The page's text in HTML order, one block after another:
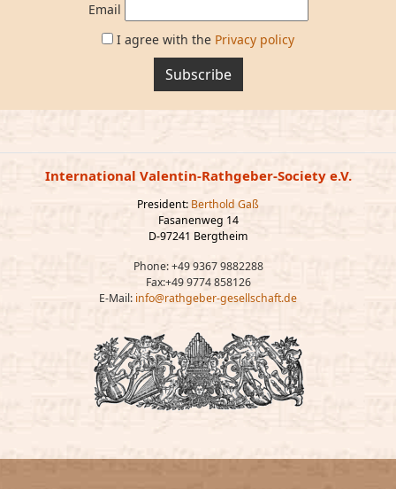
Email
I agree with the Privacy policy
Subscribe
International Valentin-Rathgeber-Society e.V.
President: Berthold Gaß
Fasanenweg 14
D-97241 Bergtheim
Phone: +49 9367 9882288
Fax:+49 9774 858126
E-Mail: info@rathgeber-gesellschaft.de